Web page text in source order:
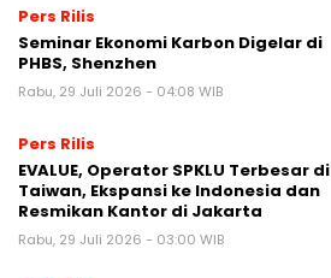
Pers Rilis
Seminar Ekonomi Karbon Digelar di
PHBS, Shenzhen
Rabu, 29 Juli 2026 - 04:08 WIB
Pers Rilis
EVALUE, Operator SPKLU Terbesar di
Taiwan, Ekspansi ke Indonesia dan
Resmikan Kantor di Jakarta
Rabu, 29 Juli 2026 - 03:00 WIB